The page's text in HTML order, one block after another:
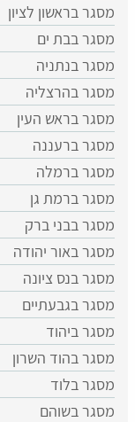
מסגר בראשון לציון
​מסגר בבת ים
​מסגר בנתניה
מסגר בהרצליה
​מסגר בראש העין
מסגר ברעננה
מסגר ברמלה
מסגר ברמת גן
מסגר בבני ברק
מסגר באור יהודה
מסגר בנס ציונה
מסגר בגבעתיים
מסגר ביהוד
מסגר בהוד השרון
מסגר בלוד
מסגר בשוהם